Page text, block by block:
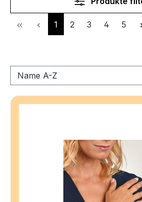
Seite
1 Seite
2 Seite
3 Seite
4 Seite
5